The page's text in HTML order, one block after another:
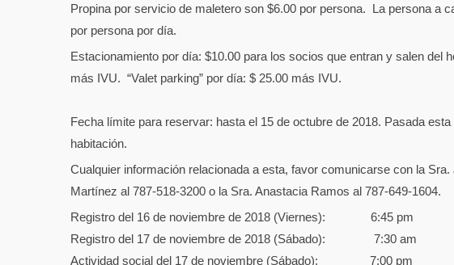
Propina por servicio de maletero son $6.00 por persona. La persona a
por persona por día.
Estacionamiento por día: $10.00 para los socios que entran y salen del
más IVU. “Valet parking” por día: $ 25.00 más IVU.
Fecha límite para reservar: hasta el 15 de octubre de 2018. Pasada
habitación.
Cualquier información relacionada a esta, favor comunicarse con la
Martínez al 787-518-3200 o la Sra. Anastacia Ramos al 787-649-1604.
Registro del 16 de noviembre de 2018 (Viernes): 6:45 pm
Registro del 17 de noviembre de 2018 (Sábado): 7:30 am
Actividad social del 17 de noviembre (Sábado): 7:00 pm